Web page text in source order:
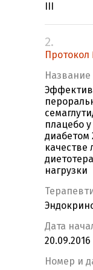
2.
Название
плацебо
диабетом
качестве
нагрузки
Дата
Номер и